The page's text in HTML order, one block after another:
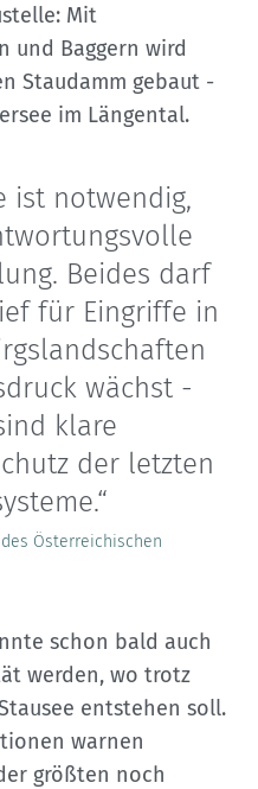
Mit
und Baggern wird
Staudamm gebaut -
im Längental.
ist notwendig,
Beides darf
für Eingriffe in
wächst -
klare
der letzten
Österreichischen
schon bald auch
werden, wo trotz
entstehen soll.
warnen
größten noch